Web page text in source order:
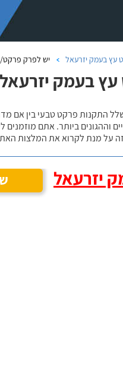
עץ בעמק יזרעאל יש לפרק פרקט/
בעמק
התקנות פרקט טבעי בין אם
ביותר. אתם מוזמנים
על מנת לקרוא את המלצות
יזרעאל